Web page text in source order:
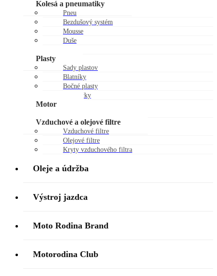
Kolesá a pneumatiky
Pneu
Bezdušový systém
Mousse
Duše
Plasty
Sady plastov
Blatníky
Bočné plasty
Chráničky
Motor
Vzduchové a olejové filtre
Vzduchové filtre
Olejové filtre
Kryty vzduchového filtra
Oleje a údržba
Výstroj jazdca
Moto Rodina Brand
Motorodina Club